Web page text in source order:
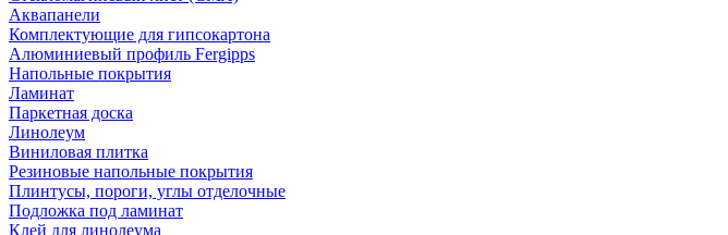
Аквапанели
Комплектующие для гипсокартона
Алюминиевый профиль Fergipps
Напольные покрытия
Ламинат
Паркетная доска
Линолеум
Виниловая плитка
Резиновые напольные покрытия
Плинтусы, пороги, углы отделочные
Подложка под ламинат
Клей для линолеума